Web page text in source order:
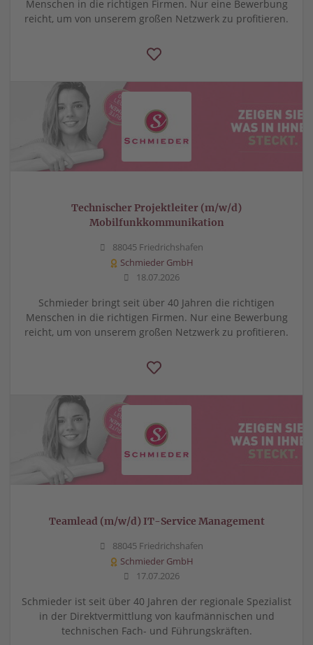
Menschen in die richtigen Firmen. Nur eine Bewerbung
reicht, um von unserem großen Netzwerk zu profitieren.
Technischer Projektleiter (m/w/d)
Mobilfunkkommunikation
88045 Friedrichshafen
Schmieder GmbH
18.07.2026
Schmieder bringt seit über 40 Jahren die richtigen
Menschen in die richtigen Firmen. Nur eine Bewerbung
reicht, um von unserem großen Netzwerk zu profitieren.
Teamlead (m/w/d) IT-Service Management
88045 Friedrichshafen
Schmieder GmbH
17.07.2026
Schmieder ist seit über 40 Jahren der regionale Spezialist
in der Direktvermittlung von kaufmännischen und
technischen Fach- und Führungskräften.